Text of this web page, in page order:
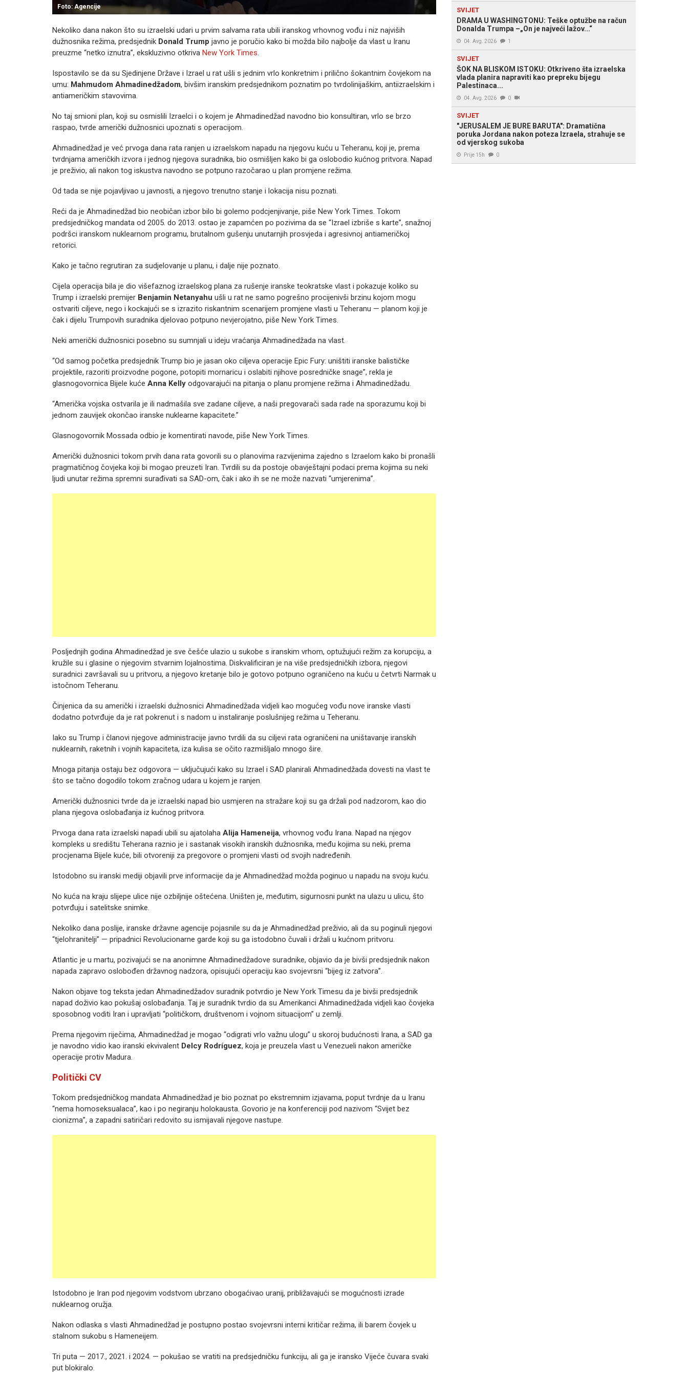
Foto: Agencije
Nekoliko dana nakon što su izraelski udari u prvim salvama rata ubili iranskog vrhovnog vođu i niz najviših
dužnosnika režima, predsjednik Donald Trump javno je poručio kako bi možda bilo najbolje da vlast u Iranu
preuzme “netko iznutra”, ekskluzivno otkriva New York Times.
Ispostavilo se da su Sjedinjene Države i Izrael u rat ušli s jednim vrlo konkretnim i prilično šokantnim čovjekom na
umu: Mahmudom Ahmadinedžadom, bivšim iranskim predsjednikom poznatim po tvrdolinijaškim, antiizraelskim i
antiameričkim stavovima.
No taj smioni plan, koji su osmislili Izraelci i o kojem je Ahmadinedžad navodno bio konsultiran, vrlo se brzo
raspao, tvrde američki dužnosnici upoznati s operacijom.
Ahmadinedžad je već prvoga dana rata ranjen u izraelskom napadu na njegovu kuću u Teheranu, koji je, prema
tvrdnjama američkih izvora i jednog njegova suradnika, bio osmišljen kako bi ga oslobodio kućnog pritvora. Napad
je preživio, ali nakon tog iskustva navodno se potpuno razočarao u plan promjene režima.
Od tada se nije pojavljivao u javnosti, a njegovo trenutno stanje i lokacija nisu poznati.
Reći da je Ahmadinedžad bio neobičan izbor bilo bi golemo podcjenjivanje, piše New York Times. Tokom
predsjedničkog mandata od 2005. do 2013. ostao je zapamćen po pozivima da se “Izrael izbriše s karte”, snažnoj
podršci iranskom nuklearnom programu, brutalnom gušenju unutarnjih prosvjeda i agresivnoj antiameričkoj
retorici.
Kako je tačno regrutiran za sudjelovanje u planu, i dalje nije poznato.
Cijela operacija bila je dio višefaznog izraelskog plana za rušenje iranske teokratske vlast i pokazuje koliko su
Trump i izraelski premijer Benjamin Netanyahu ušli u rat ne samo pogrešno procijenivši brzinu kojom mogu
ostvariti ciljeve, nego i kockajući se s izrazito riskantnim scenarijem promjene vlasti u Teheranu — planom koji je
čak i dijelu Trumpovih suradnika djelovao potpuno nevjerojatno, piše New York Times.
Neki američki dužnosnici posebno su sumnjali u ideju vraćanja Ahmadinedžada na vlast.
“Od samog početka predsjednik Trump bio je jasan oko ciljeva operacije Epic Fury: uništiti iranske balističke
projektile, razoriti proizvodne pogone, potopiti mornaricu i oslabiti njihove posredničke snage”, rekla je
glasnogovornica Bijele kuće Anna Kelly odgovarajući na pitanja o planu promjene režima i Ahmadinedžadu.
“Američka vojska ostvarila je ili nadmašila sve zadane ciljeve, a naši pregovarači sada rade na sporazumu koji bi
jednom zauvijek okončao iranske nuklearne kapacitete.”
Glasnogovornik Mossada odbio je komentirati navode, piše New York Times.
Američki dužnosnici tokom prvih dana rata govorili su o planovima razvijenima zajedno s Izraelom kako bi pronašli
pragmatičnog čovjeka koji bi mogao preuzeti Iran. Tvrdili su da postoje obavještajni podaci prema kojima su neki
ljudi unutar režima spremni surađivati sa SAD-om, čak i ako ih se ne može nazvati “umjerenima”.
Posljednjih godina Ahmadinedžad je sve češće ulazio u sukobe s iranskim vrhom, optužujući režim za korupciju, a
kružile su i glasine o njegovim stvarnim lojalnostima. Diskvalificiran je na više predsjedničkih izbora, njegovi
suradnici završavali su u pritvoru, a njegovo kretanje bilo je gotovo potpuno ograničeno na kuću u četvrti Narmak u
istočnom Teheranu.
Činjenica da su američki i izraelski dužnosnici Ahmadinedžada vidjeli kao mogućeg vođu nove iranske vlasti
dodatno potvrđuje da je rat pokrenut i s nadom u instaliranje poslušnijeg režima u Teheranu.
Iako su Trump i članovi njegove administracije javno tvrdili da su ciljevi rata ograničeni na uništavanje iranskih
nuklearnih, raketnih i vojnih kapaciteta, iza kulisa se očito razmišljalo mnogo šire.
Mnoga pitanja ostaju bez odgovora — uključujući kako su Izrael i SAD planirali Ahmadinedžada dovesti na vlast te
što se tačno dogodilo tokom zračnog udara u kojem je ranjen.
Američki dužnosnici tvrde da je izraelski napad bio usmjeren na stražare koji su ga držali pod nadzorom, kao dio
plana njegova oslobađanja iz kućnog pritvora.
Prvoga dana rata izraelski napadi ubili su ajatolaha Alija Hameneija, vrhovnog vođu Irana. Napad na njegov
kompleks u središtu Teherana raznio je i sastanak visokih iranskih dužnosnika, među kojima su neki, prema
procjenama Bijele kuće, bili otvoreniji za pregovore o promjeni vlasti od svojih nadređenih.
Istodobno su iranski mediji objavili prve informacije da je Ahmadinedžad možda poginuo u napadu na svoju kuću.
No kuća na kraju slijepe ulice nije ozbiljnije oštećena. Uništen je, međutim, sigurnosni punkt na ulazu u ulicu, što
potvrđuju i satelitske snimke.
Nekoliko dana poslije, iranske državne agencije pojasnile su da je Ahmadinedžad preživio, ali da su poginuli njegovi
“tjelohranitelji” — pripadnici Revolucionarne garde koji su ga istodobno čuvali i držali u kućnom pritvoru.
Atlantic je u martu, pozivajući se na anonimne Ahmadinedžadove suradnike, objavio da je bivši predsjednik nakon
napada zapravo oslobođen državnog nadzora, opisujući operaciju kao svojevrsni “bijeg iz zatvora”.
Nakon objave tog teksta jedan Ahmadinedžadov suradnik potvrdio je New York Timesu da je bivši predsjednik
napad doživio kao pokušaj oslobađanja. Taj je suradnik tvrdio da su Amerikanci Ahmadinedžada vidjeli kao čovjeka
sposobnog voditi Iran i upravljati “političkom, društvenom i vojnom situacijom” u zemlji.
Prema njegovim riječima, Ahmadinedžad je mogao “odigrati vrlo važnu ulogu” u skoroj budućnosti Irana, a SAD ga
je navodno vidio kao iranski ekvivalent Delcy Rodríguez, koja je preuzela vlast u Venezueli nakon američke
operacije protiv Madura.
Politički CV
Tokom predsjedničkog mandata Ahmadinedžad je bio poznat po ekstremnim izjavama, poput tvrdnje da u Iranu
“nema homoseksualaca”, kao i po negiranju holokausta. Govorio je na konferenciji pod nazivom “Svijet bez
cionizma”, a zapadni satiričari redovito su ismijavali njegove nastupe.
Istodobno je Iran pod njegovim vodstvom ubrzano obogaćivao uranij, približavajući se mogućnosti izrade
nuklearnog oružja.
Nakon odlaska s vlasti Ahmadinedžad je postupno postao svojevrsni interni kritičar režima, ili barem čovjek u
stalnom sukobu s Hameneijem.
Tri puta — 2017., 2021. i 2024. — pokušao se vratiti na predsjedničku funkciju, ali ga je iransko Vijeće čuvara svaki
put blokiralo.
SVIJET
DRAMA U WASHINGTONU: Teške optužbe na račun
Donalda Trumpa –„On je najveći lažov...“
04. Avg. 2026 1
SVIJET
ŠOK NA BLISKOM ISTOKU: Otkriveno šta izraelska
vlada planira napraviti kao prepreku bijegu
Palestinaca...
04. Avg. 2026 0
SVIJET
"JERUSALEM JE BURE BARUTA": Dramatična
poruka Jordana nakon poteza Izraela, strahuje se
od vjerskog sukoba
Prije 15h 0